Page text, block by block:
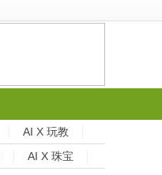
AI X 玩教
AI X 珠宝